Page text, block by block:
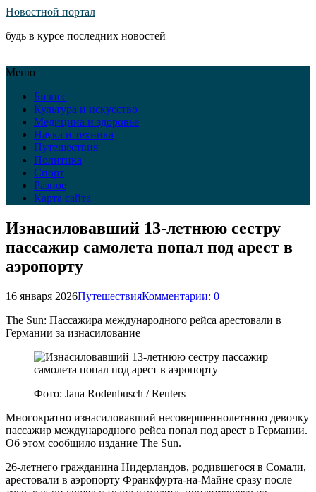
Новостной портал
будь в курсе последних новостей
Меню
Бизнес
Культура и искусство
Медицина и здоровье
Наука и техника
Путешествия
Политика
Спорт
Разное
Карта сайта
Изнасиловавший 13-летнюю сестру
пассажир самолета попал под арест в
аэропорту
16 января 2026ПутешествияКомментарии: 0
The Sun: Пассажира международного рейса арестовали в
Германии за изнасилование
Фото: Jana Rodenbusch / Reuters
Многократно изнасиловавший несовершеннолетнюю девочку
пассажир международного рейса попал под арест в Германии.
Об этом сообщило издание The Sun.
26-летнего гражданина Нидерландов, родившегося в Сомали,
арестовали в аэропорту Франкфурта-на-Майне сразу после